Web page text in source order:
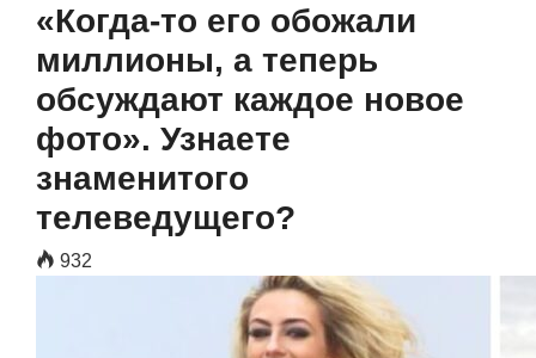
«Когда-то его обожали
миллионы, а теперь
обсуждают каждое новое
фото». Узнаете
знаменитого
телеведущего?
932